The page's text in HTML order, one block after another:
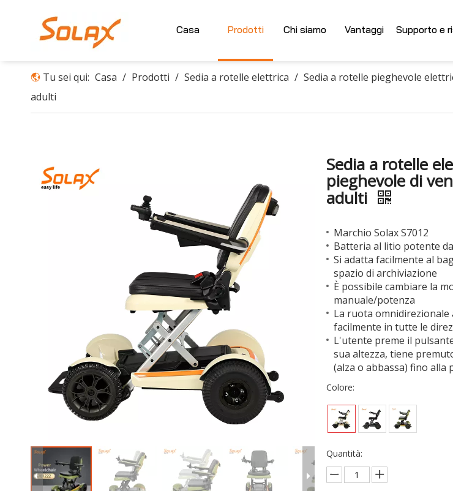
Casa Prodotti Chi siamo Vantaggi Supporto e
Tu sei qui: Casa / Prodotti / Sedia a rotelle elettrica / Sedia a rotelle pieghevole
adulti
Sedia a rotelle
pieghevole di
adulti
Marchio Solax S7012
Batteria al litio potente
Si adatta facilmente al
spazio di archiviazione
È possibile cambiare la
manuale/potenza
La ruota
facilmente in tutte le
L'utente preme il
sua altezza, tiene
(alza o abbassa) fino
Colore:
Quantità: